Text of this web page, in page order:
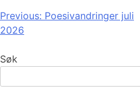
Innleggsnavigasjon
Previous: Poesivandringer juli
2026
Søk